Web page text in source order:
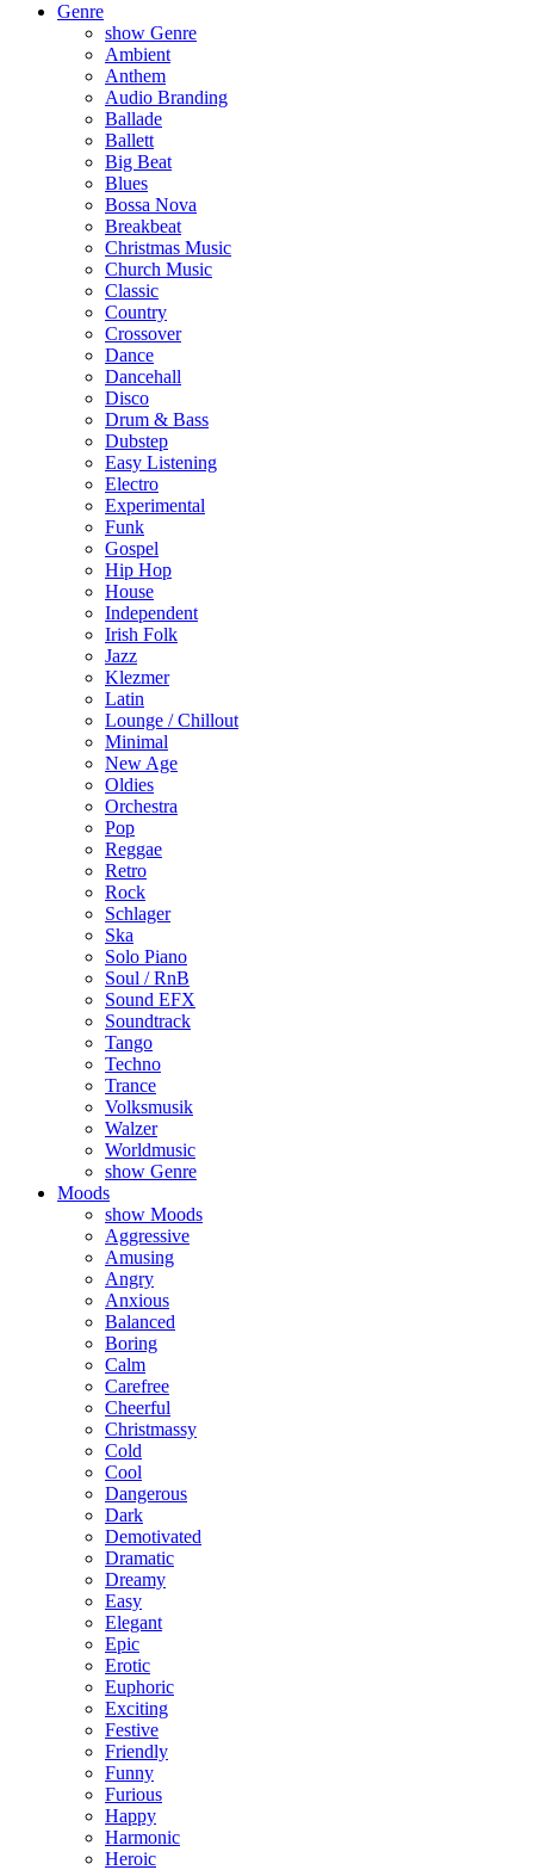
Genre
show Genre
Ambient
Anthem
Audio Branding
Ballade
Ballett
Big Beat
Blues
Bossa Nova
Breakbeat
Christmas Music
Church Music
Classic
Country
Crossover
Dance
Dancehall
Disco
Drum & Bass
Dubstep
Easy Listening
Electro
Experimental
Funk
Gospel
Hip Hop
House
Independent
Irish Folk
Jazz
Klezmer
Latin
Lounge / Chillout
Minimal
New Age
Oldies
Orchestra
Pop
Reggae
Retro
Rock
Schlager
Ska
Solo Piano
Soul / RnB
Sound EFX
Soundtrack
Tango
Techno
Trance
Volksmusik
Walzer
Worldmusic
show Genre
Moods
show Moods
Aggressive
Amusing
Angry
Anxious
Balanced
Boring
Calm
Carefree
Cheerful
Christmassy
Cold
Cool
Dangerous
Dark
Demotivated
Dramatic
Dreamy
Easy
Elegant
Epic
Erotic
Euphoric
Exciting
Festive
Friendly
Funny
Furious
Happy
Harmonic
Heroic